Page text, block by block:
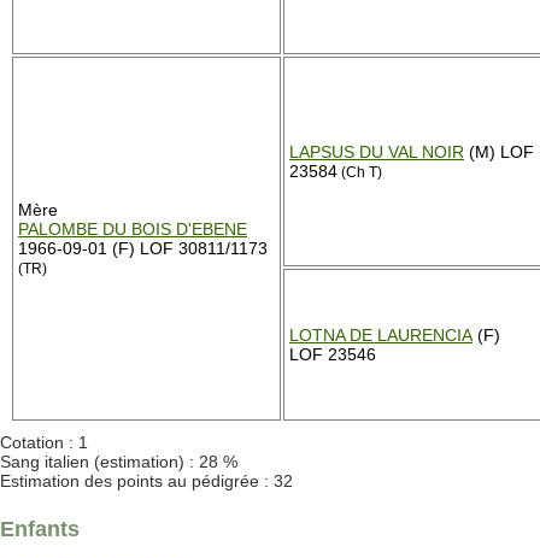
Mère
PALOMBE DU BOIS D'EBENE
1966-09-01 (F) LOF 30811/1173
(TR)
LAPSUS DU VAL NOIR (M) LOF
23584 (Ch T)
LOTNA DE LAURENCIA (F)
LOF 23546
Cotation : 1
Sang italien (estimation) : 28 %
Estimation des points au pédigrée : 32
Enfants